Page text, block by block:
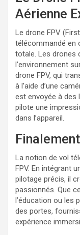
Aérienne
Le drone FPV
télécommandé en
totale. Les drones
l’environnement
drone FPV, qui
à l’aide d’une
est envoyée à des
pilote une
dans l’appareil.
Finalement
La notion de vol
FPV. En intégrant
pilotage précis, il
passionnés. Que
l’éducation ou les
des portes,
expérience